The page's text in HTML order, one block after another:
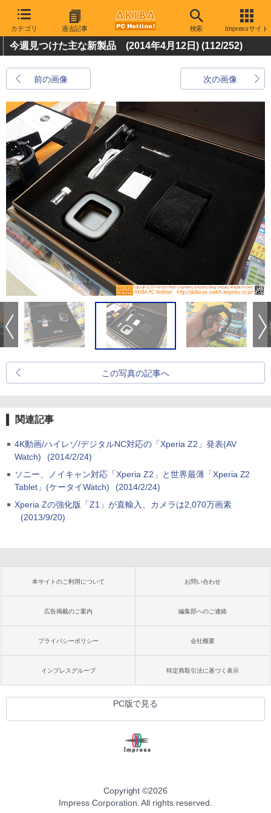
カテゴリ 過去記事 検索 Impressサイト
今週見つけた主な新製品 (2014年4月12日) (112/252)
前の画像 次の画像
この写真の記事へ
関連記事
4K動画/ハイレゾ/デジタルNC対応の「Xperia Z2」発表(AV
Watch)
(2014/2/24)
ソニー、ノイキャン対応「Xperia Z2」と世界最薄「Xperia Z2
Tablet」(ケータイWatch)
(2014/2/24)
Xperia Zの強化版「Z1」が直輸入、カメラは2,070万画素
(2013/9/20)
本サイトのご利用について お問い合わせ
広告掲載のご案内 編集部へのご連絡
プライバシーポリシー 会社概要
インプレスグループ 特定商取引法に基づく表示
PC版で見る
Copyright ©2026
Impress Corporation. All rights reserved.